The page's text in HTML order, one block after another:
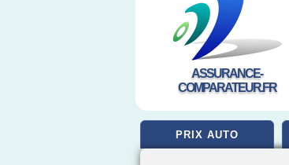
ASSURANCE-
COMPARATEUR.FR
PRIX AUTO